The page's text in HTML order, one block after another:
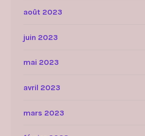
août 2023
juin 2023
mai 2023
avril 2023
mars 2023